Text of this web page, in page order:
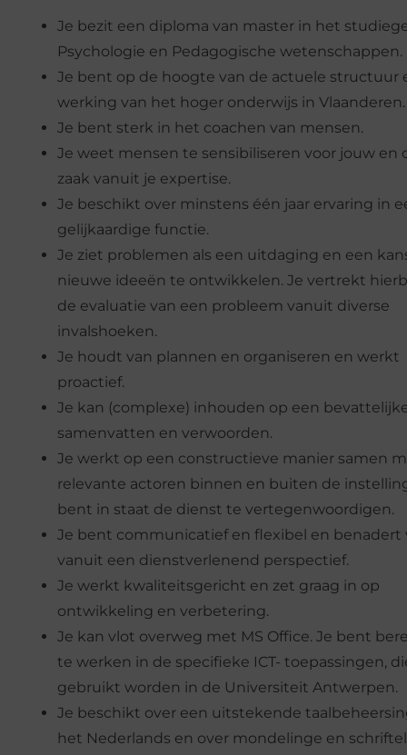
Je bezit een diploma van master in het
Psychologie en Pedagogische wetenschappen.
Je bent op de hoogte van de actuele structuur
werking van het hoger onderwijs in Vlaanderen.
Je bent sterk in het coachen van mensen.
Je weet mensen te sensibiliseren voor jouw en
zaak vanuit je expertise.
Je beschikt over minstens één jaar ervaring in
gelijkaardige functie.
Je ziet problemen als een uitdaging en een
nieuwe ideeën te ontwikkelen. Je vertrekt
de evaluatie van een probleem vanuit diverse
invalshoeken.
Je houdt van plannen en organiseren en werkt
proactief.
Je kan (complexe) inhouden op een
samenvatten en verwoorden.
Je werkt op een constructieve manier samen
relevante actoren binnen en buiten de
bent in staat de dienst te vertegenwoordigen.
Je bent communicatief en flexibel en benadert
vanuit een dienstverlenend perspectief.
Je werkt kwaliteitsgericht en zet graag in op
ontwikkeling en verbetering.
Je kan vlot overweg met MS Office. Je bent
te werken in de specifieke ICT- toepassingen,
gebruikt worden in de Universiteit Antwerpen.
Je beschikt over een uitstekende
het Nederlands en over mondelinge en